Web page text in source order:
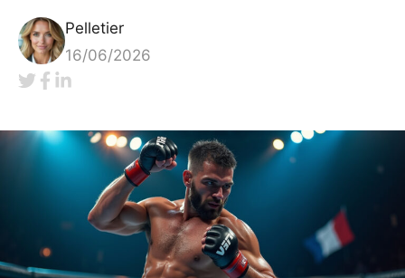
Pelletier
16/06/2026